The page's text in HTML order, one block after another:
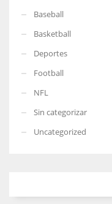
Baseball
Basketball
Deportes
Football
NFL
Sin categorizar
Uncategorized